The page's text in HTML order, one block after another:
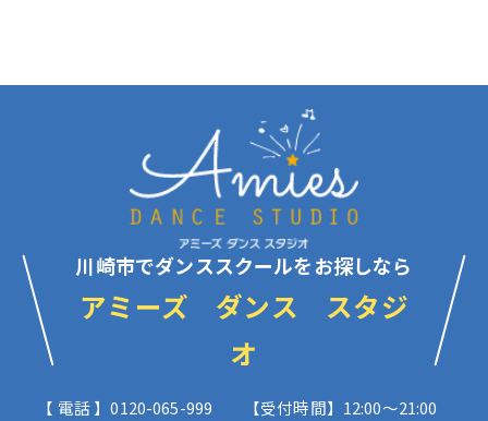
川崎市でダンススクールをお探しなら
アミーズ ダンス スタジ
オ
【 電話 】0120-065-999
【受付時間】12:00〜21:00